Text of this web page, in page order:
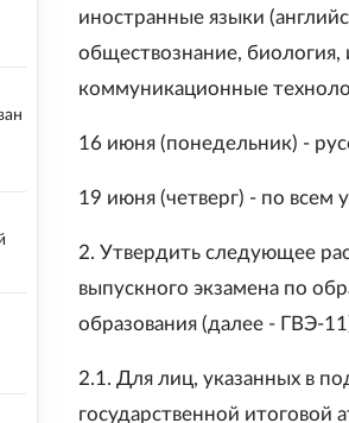
иностранные языки
обществознание,
коммуникационные
16 июня (понедельник) -
19 июня (четверг) - по всем
2. Утвердить следующее
выпускного экзамена по
образования (далее - ГВЭ-
2.1. Для лиц, указанных в
государственной итоговой